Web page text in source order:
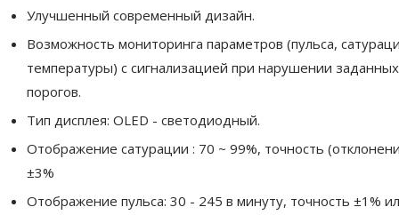
Улучшенный современный дизайн.
Возможность мониторинга параметров (пульса,
температуры) с сигнализацией при нарушении заданных
порогов.
Тип дисплея: OLED - светодиодный.
Отображение сатурации : 70 ~ 99%, точность
±3%
Отображение пульса: 30 - 245 в минуту, точность ±1%